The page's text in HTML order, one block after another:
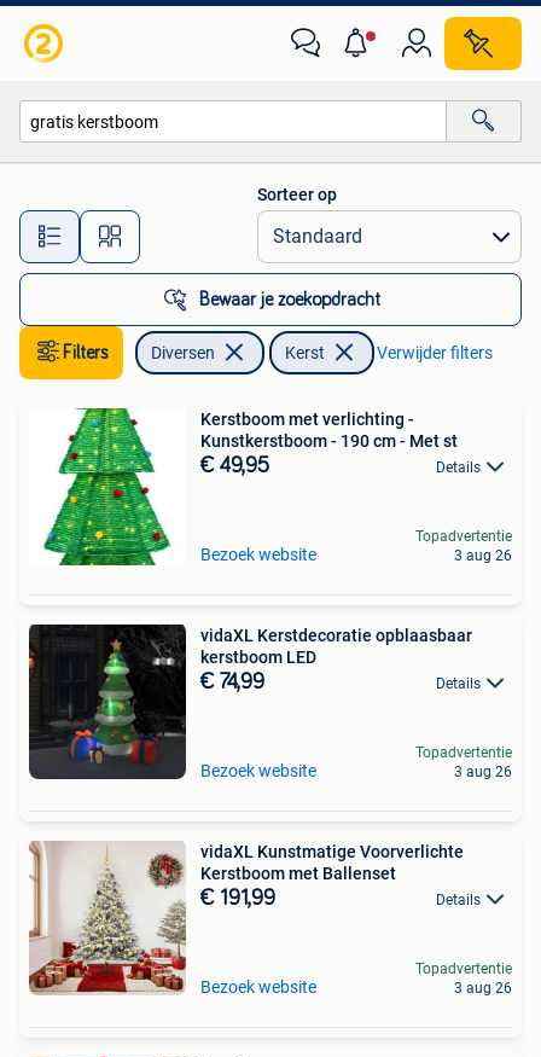
Alle afstanden…
Sorteer op
Bewaar je zoekopdracht
Filters Diversen Kerst Verwijder filters
Kerstboom met verlichting -
Kunstkerstboom - 190 cm - Met st
€ 49,95 Details
Bezoek website
Topadvertentie
3 aug 26
vidaXL Kerstdecoratie opblaasbaar
kerstboom LED
€ 74,99 Details
Bezoek website
Topadvertentie
3 aug 26
vidaXL Kunstmatige Voorverlichte
Kerstboom met Ballenset
€ 191,99 Details
Bezoek website
Topadvertentie
3 aug 26